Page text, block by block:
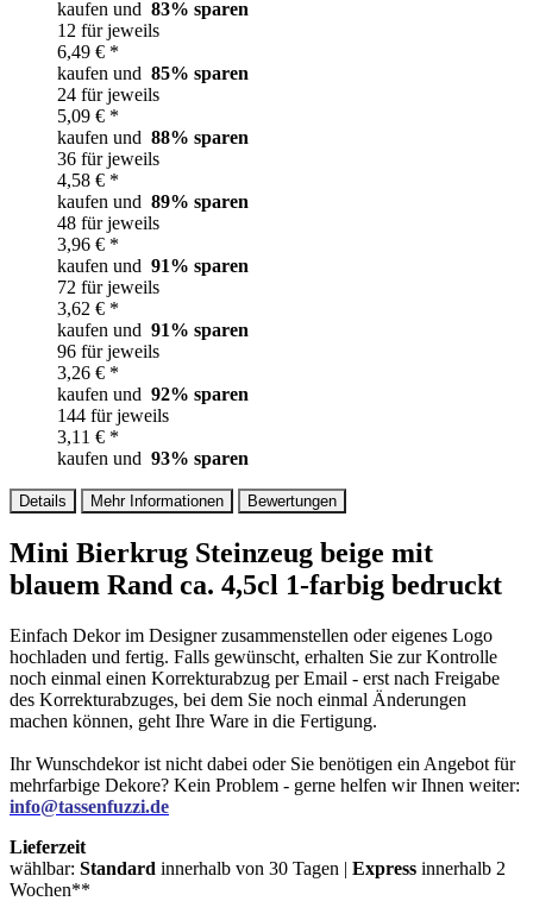
kaufen und 83% sparen
12 für jeweils
6,49 € *
kaufen und 85% sparen
24 für jeweils
5,09 € *
kaufen und 88% sparen
36 für jeweils
4,58 € *
kaufen und 89% sparen
48 für jeweils
3,96 € *
kaufen und 91% sparen
72 für jeweils
3,62 € *
kaufen und 91% sparen
96 für jeweils
3,26 € *
kaufen und 92% sparen
144 für jeweils
3,11 € *
kaufen und 93% sparen
Details Mehr Informationen Bewertungen
Mini Bierkrug Steinzeug beige mit
blauem Rand ca. 4,5cl 1-farbig bedruckt
Einfach Dekor im Designer zusammenstellen oder eigenes Logo
hochladen und fertig. Falls gewünscht, erhalten Sie zur Kontrolle
noch einmal einen Korrekturabzug per Email - erst nach Freigabe
des Korrekturabzuges, bei dem Sie noch einmal Änderungen
machen können, geht Ihre Ware in die Fertigung.
Ihr Wunschdekor ist nicht dabei oder Sie benötigen ein Angebot für
mehrfarbige Dekore? Kein Problem - gerne helfen wir Ihnen weiter:
info@tassenfuzzi.de
Lieferzeit
wählbar: Standard innerhalb von 30 Tagen | Express innerhalb 2
Wochen**